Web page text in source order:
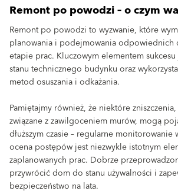
Remont po powodzi – o czym
Remont po powodzi to wyzwanie, które
planowania i podejmowania odpowiednich
etapie prac. Kluczowym elementem
stanu technicznego budynku oraz
metod osuszania i odkażania.
Pamiętajmy również, że niektóre
związane z zawilgoceniem murów, mogą
dłuższym czasie – regularne
ocena postępów jest niezwykle istotnym
zaplanowanych prac. Dobrze
przywrócić dom do stanu używalności i
bezpieczeństwo na lata.